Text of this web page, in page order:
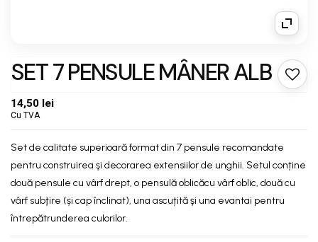
SET 7 PENSULE MÂNER ALB
14,50 lei
Cu TVA
Set de calitate superioară format din 7 pensule recomandate
pentru construirea şi decorarea extensiilor de unghii. Setul conține
două pensule cu vârf drept, o pensulă oblicăcu vârf oblic, două cu
vârf subţire (și cap înclinat), una ascuțită şi una evantai pentru
întrepătrunderea culorilor.